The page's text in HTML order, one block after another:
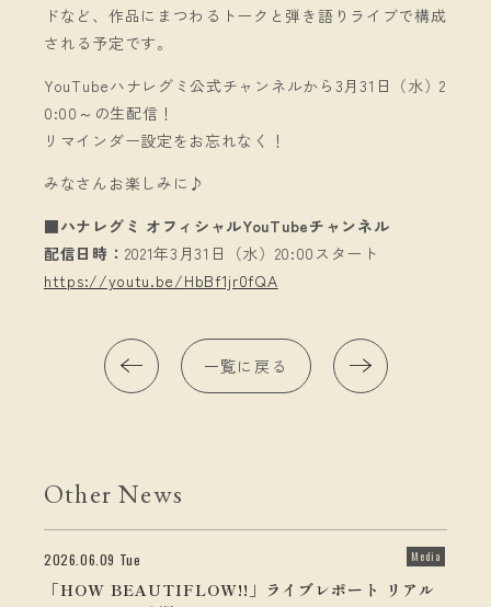
ドなど、作品にまつわるトークと弾き語りライブで構成
される予定です。
YouTubeハナレグミ公式チャンネルから3月31日（水）2
0:00～の生配信！
リマインダー設定をお忘れなく！
みなさんお楽しみに♪
■ハナレグミ オフィシャルYouTubeチャンネル
配信日時： 2021年3月31日（水）20:00スタート
https://youtu.be/HbBf1jr0fQA
一覧に戻る
Other News
2026.06.09 Tue Media
「HOW BEAUTIFLOW!!」ライブレポート リアル